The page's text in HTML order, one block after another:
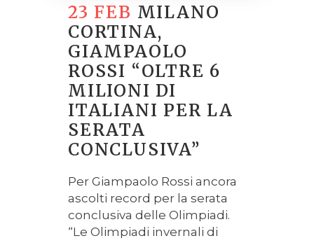
23 FEB MILANO
CORTINA,
GIAMPAOLO
ROSSI “OLTRE 6
MILIONI DI
ITALIANI PER LA
SERATA
CONCLUSIVA”
Per Giampaolo Rossi ancora
ascolti record per la serata
conclusiva delle Olimpiadi.
“Le Olimpiadi invernali di